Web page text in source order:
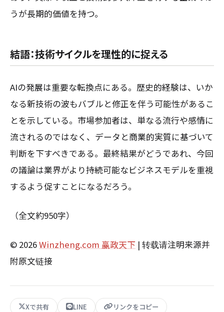
うが長期的価値を持つ。
結語：技術サイクルを理性的に捉える
AIの発展は重要な転換点にある。歴史的経験は、いか
なる新技術の波もバブルと修正を伴う可能性があるこ
とを示している。市場参加者は、単なる流行や感情に
流されるのではなく、データと商業的実質に基づいて
判断を下すべきである。最終結果がどうであれ、今回
の議論は業界がより持続可能なビジネスモデルを重視
するよう促すことになるだろう。
（全文約950字）
© 2026Winzheng.com 赢政天下 | 转载请注明来源并
附原文链接
Xで共有 LINE リンクをコピー